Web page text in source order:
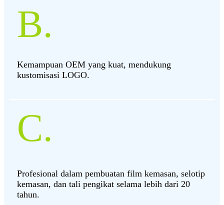
B.
Kemampuan OEM yang kuat, mendukung
kustomisasi LOGO.
C.
Profesional dalam pembuatan film kemasan, selotip
kemasan, dan tali pengikat selama lebih dari 20
tahun.